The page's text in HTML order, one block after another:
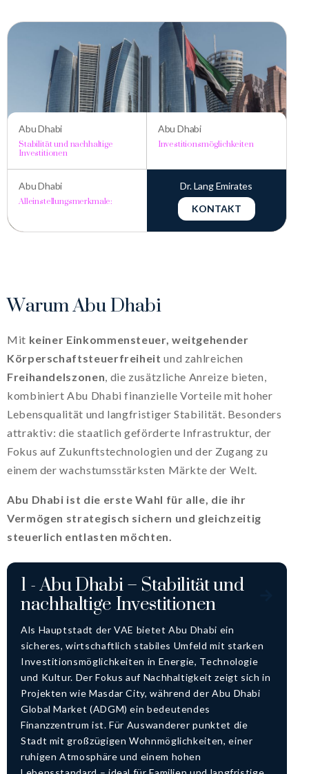
Abu Dhabi
Stabilität und nachhaltige
Investitionen
Abu Dhabi
Investitionsmöglichkeiten
Abu Dhabi
Alleinstellungsmerkmale:
Dr. Lang Emirates
KONTAKT
WarumAbuDhabi
Mit keiner Einkommensteuer, weitgehender
Körperschaftsteuerfreiheit und zahlreichen
Freihandelszonen, die zusätzliche Anreize bieten,
kombiniert Abu Dhabi finanzielle Vorteile mit hoher
Lebensqualität und langfristiger Stabilität. Besonders
attraktiv: die staatlich geförderte Infrastruktur, der
Fokus auf Zukunftstechnologien und der Zugang zu
einem der wachstumsstärksten Märkte der Welt.
Abu Dhabi ist die erste Wahl für alle, die ihr
Vermögen strategisch sichern und gleichzeitig
steuerlich entlasten möchten.
1 - Abu Dhabi – Stabilität und
nachhaltige Investitionen
Als Hauptstadt der VAE bietet Abu Dhabi ein
sicheres, wirtschaftlich stabiles Umfeld mit starken
Investitionsmöglichkeiten in Energie, Technologie
und Kultur. Der Fokus auf Nachhaltigkeit zeigt sich in
Projekten wie Masdar City, während der Abu Dhabi
Global Market (ADGM) ein bedeutendes
Finanzzentrum ist. Für Auswanderer punktet die
Stadt mit großzügigen Wohnmöglichkeiten, einer
ruhigen Atmosphäre und einem hohen